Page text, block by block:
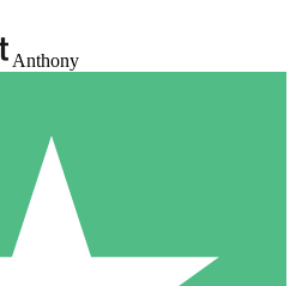
Anthony